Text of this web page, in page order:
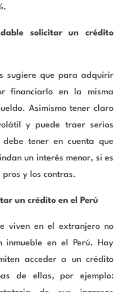
solicitar un crédito
sugiere que para adquirir
financiarlo en la misma
Asimismo tener claro
y puede traer serios
tener en cuenta que
un interés menor, si es
y los contras.
un crédito en el Perú
viven en el extranjero no
inmueble en el Perú. Hay
acceder a un crédito
de ellas, por ejemplo: